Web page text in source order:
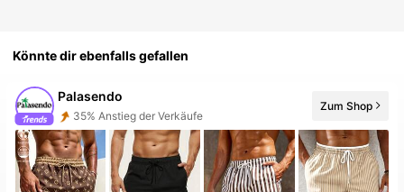
Könnte dir ebenfalls gefallen
Palasendo
35% Anstieg der Verkäufe
Zum Shop